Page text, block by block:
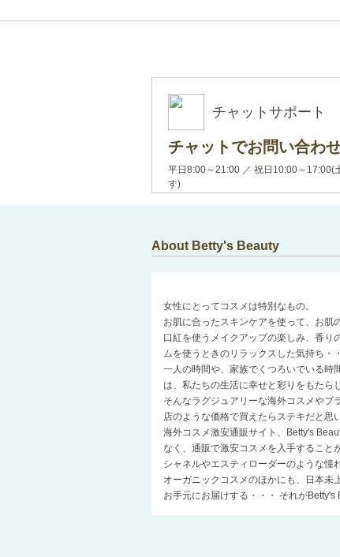
チャットサポート
チャットでお問い合わ
平日8:00～21:00 ／ 祝日10:00～17:00(
す)
About Betty's Beauty
女性にとってコスメは特別なもの。
お肌に合ったスキンケアを使って、お肌
口紅を使うメイクアップの楽しみ、香り
ムを使うときのリラックスした気持ち・
一人の時間や、家族でくつろいでいる時
は、私たちの生活に幸せと彩りをもたら
そんなラグジュアリーな海外コスメやブ
店のような価格で買えたらステキだと思
海外コスメ激安通販サイト、Betty's
なく、通販で激安コスメを入手すること
シャネルやエスティローダーのような憧
オーガニックコスメのほかにも、日本未
お手元にお届けする・・・ それがBetty's